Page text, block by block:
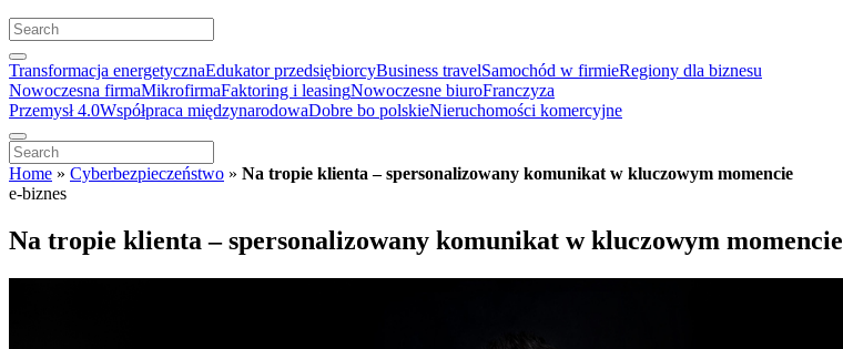
Transformacja energetycznaEdukator przedsiębiorcyBusiness travelSamochód w firmieRegiony dla biznesu
Nowoczesna firmaMikrofirmaFaktoring i leasingNowoczesne biuroFranczyza
Przemysł 4.0Współpraca międzynarodowaDobre bo polskieNieruchomości komercyjne
Home » Cyberbezpieczeństwo » Na tropie klienta – spersonalizowany komunikat w kluczowym momencie
e-biznes
Na tropie klienta – spersonalizowany komunikat w kluczowym momencie